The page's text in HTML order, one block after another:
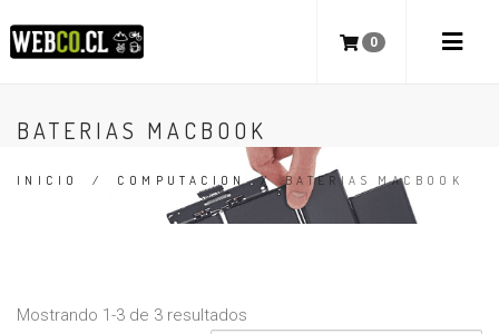
0
BATERIAS MACBOOK
INICIO / COMPUTACION/BATERIAS MACBOOK
Mostrando 1-3 de 3 resultados